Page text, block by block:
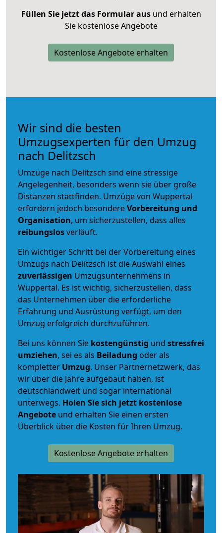
Füllen Sie jetzt das Formular ausund erhalten
Sie kostenlose Angebote
Kostenlose Angebote erhalten
Wir sind die besten
Umzugsexperten für den Umzug
nach Delitzsch
Umzüge nach Delitzsch sind eine stressige
Angelegenheit, besonders wenn sie über große
Distanzen stattfinden. Umzüge von Wuppertal
erfordern jedoch besondereVorbereitung und
Organisation, um sicherzustellen, dass alles
reibungslosverläuft.
Ein wichtiger Schritt bei der Vorbereitung eines
Umzugs nach Delitzsch ist die Auswahl eines
zuverlässigen Umzugsunternehmens in
Wuppertal. Es ist wichtig, sicherzustellen, dass
das Unternehmen über die erforderliche
Erfahrung und Ausrüstung verfügt, um den
Umzug erfolgreich durchzuführen.
Bei uns können Sie kostengünstig und stressfrei
umziehen, sei es als Beiladung oder als
kompletter Umzug. Unser Partnernetzwerk, das
wir über die Jahre aufgebaut haben, ist
deutschlandweit und sogar international
unterwegs. Holen Sie sich jetzt kostenlose
Angebote und erhalten Sie einen ersten
Überblick über die Kosten für Ihren Umzug.
Kostenlose Angebote erhalten